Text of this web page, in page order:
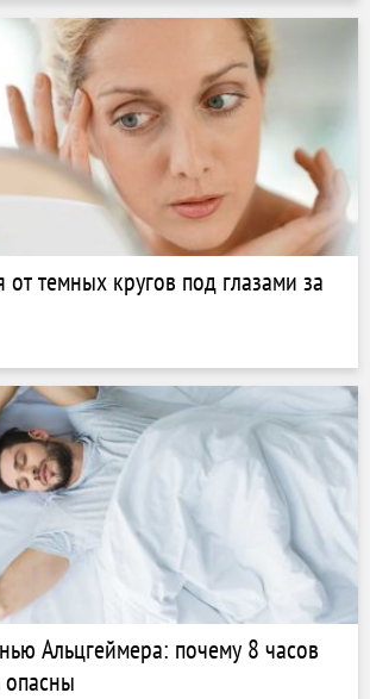
от темных кругов под глазами за
Альцгеймера: почему 8 часов
опасны